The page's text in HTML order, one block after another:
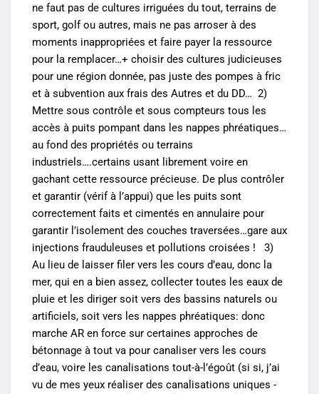
ne faut pas de cultures irriguées du tout, terrains de
sport, golf ou autres, mais ne pas arroser à des
moments inappropriées et faire payer la ressource
pour la remplacer…+ choisir des cultures judicieuses
pour une région donnée, pas juste des pompes à fric
et à subvention aux frais des Autres et du DD… 2)
Mettre sous contrôle et sous compteurs tous les
accès à puits pompant dans les nappes phréatiques…
au fond des propriétés ou terrains
industriels….certains usant librement voire en
gachant cette ressource précieuse. De plus contrôler
et garantir (vérif à l’appui) que les puits sont
correctement faits et cimentés en annulaire pour
garantir l’isolement des couches traversées…gare aux
injections frauduleuses et pollutions croisées ! 3)
Au lieu de laisser filer vers les cours d’eau, donc la
mer, qui en a bien assez, collecter toutes les eaux de
pluie et les diriger soit vers des bassins naturels ou
artificiels, soit vers les nappes phréatiques: donc
marche AR en force sur certaines approches de
bétonnage à tout va pour canaliser vers les cours
d’eau, voire les canalisations tout-à-l’égoût (si si, j’ai
vu de mes yeux réaliser des canalisations uniques -